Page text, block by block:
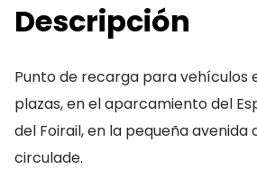
Descripción
Punto de recarga para vehículos
plazas, en el aparcamiento del
del Foirail, en la pequeña avenida
circulade.